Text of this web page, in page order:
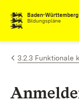
Zum Inhalt
Baden-Württemberg
Bildungspläne
3.2.3 Funktionale